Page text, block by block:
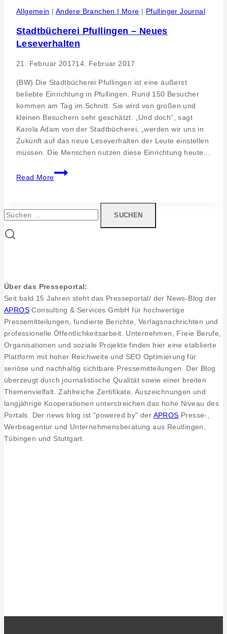
bei
Arbeit
mit
Allgemein | Andere Branchen | More | Pfullinger Journal
Stadtbücherei Pfullingen – Neues
Leseverhalten
21. Februar 201714. Februar 2017
(BW) Die Stadtbücherei Pfullingen ist eine äußerst
beliebte Einrichtung in Pfullingen. Rund 150 Besucher
kommen am Tag im Schnitt. Sie wird von großen und
kleinen Besuchern sehr geschätzt. „Und doch“, sagt
Karola Adam von der Stadtbücherei, „werden wir uns in
Zukunft auf das neue Leseverhalten der Leute einstellen
müssen. Die Menschen nutzen diese Einrichtung heute…
Read More
Stadtbücherei
Pfullingen
Suchen
nach:
Über das Presseportal:
Seit bald 15 Jahren steht das Presseportal/ der News-Blog der
APROS Consulting & Services GmbH für hochwertige
Pressemitteilungen, fundierte Berichte, Verlagsnachrichten und
professionelle Öffentlichkeitsarbeit. Unternehmen, Freie Berufe,
Organisationen und soziale Projekte finden hier eine etablierte
Plattform mit hoher Reichweite und SEO Optimierung für
seriöse und nachhaltig sichtbare Pressemitteilungen. Der Blog
überzeugt durch journalistische Qualität sowie einer breiten
Themenvielfalt. Zahlreiche Zertifikate, Auszeichnungen und
langjährige Kooperationen unterstreichen das hohe Niveau des
Portals. Der news blog ist "powered by" der APROS Presse-,
Werbeagentur und Unternehmensberatung aus Reutlingen,
Tübingen und Stuttgart.